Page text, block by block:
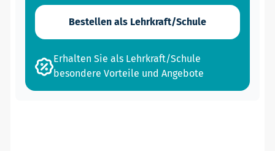
Bestellen als Lehrkraft/Schule
Erhalten Sie als Lehrkraft/Schule
besondere Vorteile und Angebote